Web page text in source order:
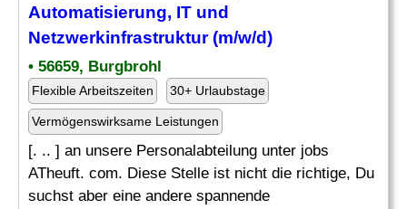
Automatisierung, IT und
Netzwerkinfrastruktur (m/w/d)
• 56659, Burgbrohl
Flexible Arbeitszeiten 30+ Urlaubstage
Vermögenswirksame Leistungen
[. .. ] an unsere Personalabteilung unter jobs
ATheuft. com. Diese Stelle ist nicht die richtige, Du
suchst aber eine andere spannende